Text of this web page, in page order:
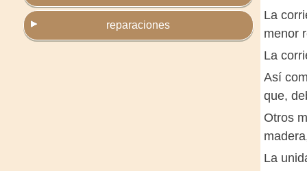
reparaciones
La
menor
La
Así
que,
Otros
La